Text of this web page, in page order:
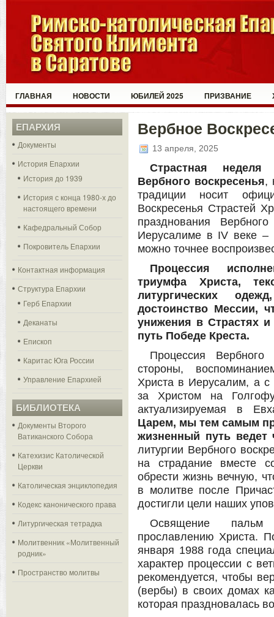
ГЛАВНАЯ НОВОСТИ ЮБИЛЕЙ 2025 ПРИЗВАНИЕ
ЕПАРХИЯ
Документы
История Епархии
История до 1939
История с конца 1980-х до
настоящего времени
Кафедральный Собор
Покровитель Епархии
Контактная информация
Структура Епархии
Герб Епархии
Деканаты
Епископ
Каритас Юга России
Управление Епархией
БИБЛИОТЕКА
Документы Второго
Ватиканского Собора
Катехизис Католической
Церкви
Католическая энциклопедия
Кодекс канонического права
Литургическая тетрадка
Молитвенник «Молитвенный
родник»
Пространство молитвы
Вербное
13 апреля, 2025
Страстная неделя
Вербного воскресенья,
традиции носит
Воскресенья Страстей
празднования
Иерусалиме в IV веке –
можно точнее
Процессия
триумфа Христа,
литургических
достоинство Мессии,
унижения в Страстях
путь Победе Креста.
Процессия Вербного
стороны,
Христа в Иерусалим, а
за Христом на
актуализируемая в
Царем, мы тем самым
жизненный путь ведет
литургии Вербного
на страдание вместе
обрести жизнь вечную,
в молитве после
достигли цели наших
Освящение пальм
прославлению Христа.
января 1988 года
характер процессии с
рекомендуется, чтобы
(вербы) в своих домах
которая праздновалась